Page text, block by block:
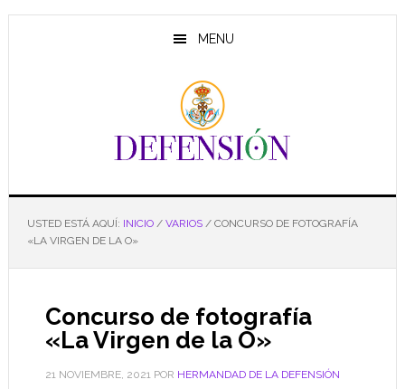
Saltar
Saltar
Saltar
MENU
USTED ESTÁ AQUÍ: INICIO / VARIOS /CONCURSO DE FOTOGRAFÍA
«LA VIRGEN DE LA O»
Concurso de fotografía
«La Virgen de la O»
21 NOVIEMBRE, 2021POR HERMANDAD DE LA DEFENSIÓN